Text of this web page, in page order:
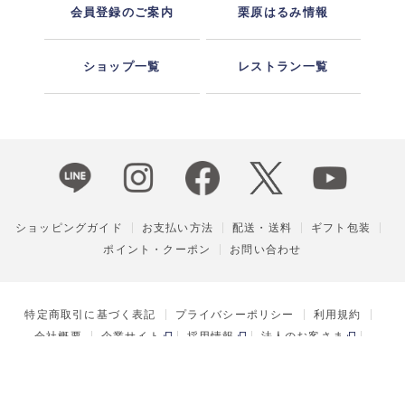
会員登録のご案内 栗原はるみ情報
ショップ一覧 レストラン一覧
ショッピングガイド お支払い方法 配送・送料
ギフト包装
ポイント・クーポン
お問い合わせ
特定商取引に基づく表記 プライバシーポリシー
利用規約
会社概要
企業サイト 採用情報
法人のお客さま